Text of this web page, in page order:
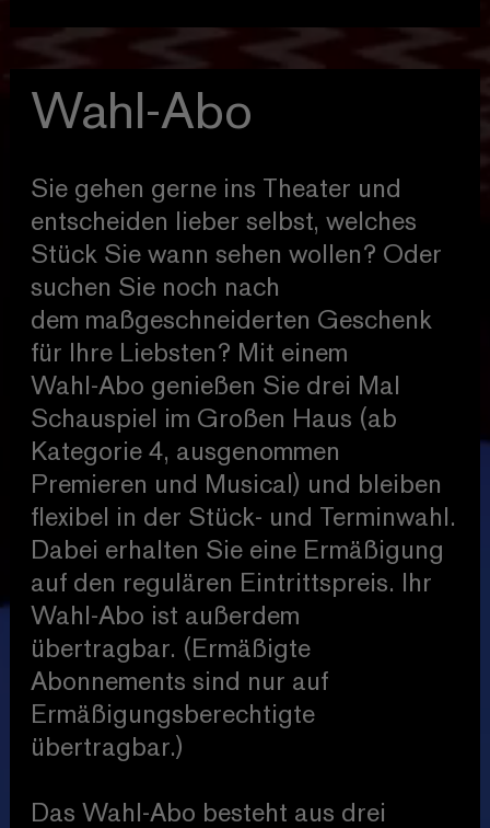
Preis45,00 € / erm. 33,00 €
Ausgenommen sind Premieren,
Sonderveranstaltungen und das
Im Großen Haus ab Platzkategorie IV
Wahl-Abo
Sie gehen gerne ins Theater und
entscheiden lieber selbst, welches
Stück Sie wann sehen wollen? Oder
suchen Sie noch nach
dem maßgeschneiderten Geschenk
für Ihre Liebsten? Mit einem
Wahl-Abo genießen Sie drei Mal
Schauspiel im Großen Haus (ab
Kategorie 4, ausgenommen
Premieren und Musical) und bleiben
flexibel in der Stück- und Terminwahl.
Dabei erhalten Sie eine Ermäßigung
auf den regulären Eintrittspreis. Ihr
Wahl-Abo ist außerdem
übertragbar. (Ermäßigte
Abonnements sind nur auf
Ermäßigungsberechtigte
übertragbar.)
Das Wahl-Abo besteht aus drei